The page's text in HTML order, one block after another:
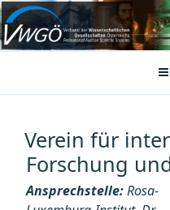
Zum
Inhalt
springenVWGÖ
Federation of Austrian
Verein für
Forschung
Ansprechstelle:Rosa-